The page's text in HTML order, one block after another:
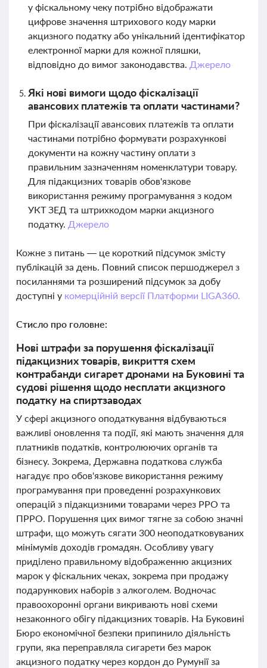
у фіскальному чеку потрібно відображати
цифрове значення штрихового коду марки
акцизного податку або унікальний ідентифікатор
електронної марки для кожної пляшки,
відповідно до вимог законодавства. Джерело
Які нові вимоги щодо фіскалізації
авансових платежів та оплати частинами?
При фіскалізації авансових платежів та оплати
частинами потрібно формувати розрахункові
документи на кожну частину оплати з
правильним зазначенням номенклатури товару.
Для підакцизних товарів обов'язкове
використання режиму програмування з кодом
УКТ ЗЕД та штрихкодом марки акцизного
податку. Джерело
Кожне з питань — це короткий підсумок змісту
публікацій за день. Повний список першоджерел з
посиланнями та розширений підсумок за добу
доступні у комерційній версії Платформи LIGA360.
Стисло про головне:
Нові штрафи за порушення фіскалізації
підакцизних товарів, викриття схем
контрабанди сигарет дронами на Буковині та
судові рішення щодо несплати акцизного
податку на спиртзаводах
У сфері акцизного оподаткування відбуваються
важливі оновлення та події, які мають значення для
платників податків, контролюючих органів та
бізнесу. Зокрема, Державна податкова служба
нагадує про обов'язкове використання режиму
програмування при проведенні розрахункових
операцій з підакцизними товарами через РРО та
ПРРО. Порушення цих вимог тягне за собою значні
штрафи, що можуть сягати 300 неоподатковуваних
мінімумів доходів громадян. Особливу увагу
приділено правильному відображенню акцизних
марок у фіскальних чеках, зокрема при продажу
подарункових наборів з алкоголем. Водночас
правоохоронні органи викривають нові схеми
незаконного обігу підакцизних товарів. На Буковині
Бюро економічної безпеки припинило діяльність
групи, яка переправляла сигарети без марок
акцизного податку через кордон до Румунії за